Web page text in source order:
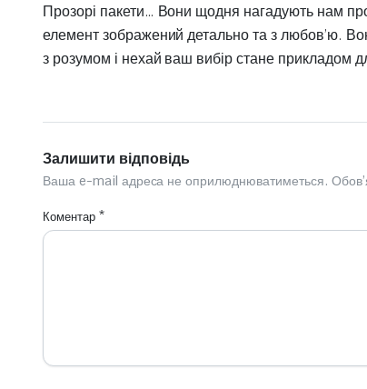
Прозорі пакети… Вони щодня нагадують нам
елемент зображений детально та з любов’ю.
з розумом і нехай ваш вибір стане прикладом
Залишити відповідь
Ваша e-mail адреса не оприлюднюватиметься.
Коментар *